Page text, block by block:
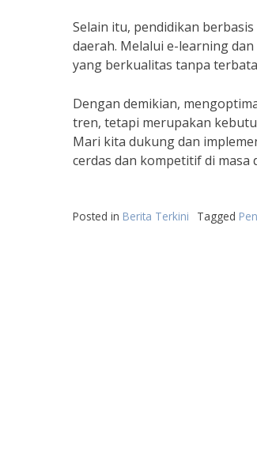
Selain itu, pendidikan
daerah. Melalui e-learning
yang berkualitas tanpa
Dengan demikian,
tren, tetapi merupakan
Mari kita dukung dan
cerdas dan kompetitif di masa
Posted in Berita Terkini Tagged